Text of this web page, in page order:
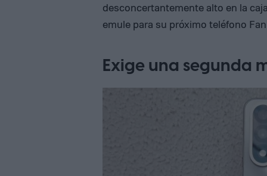
desconcertantemente alto en la
emule para su próximo teléfono
Exige una segunda